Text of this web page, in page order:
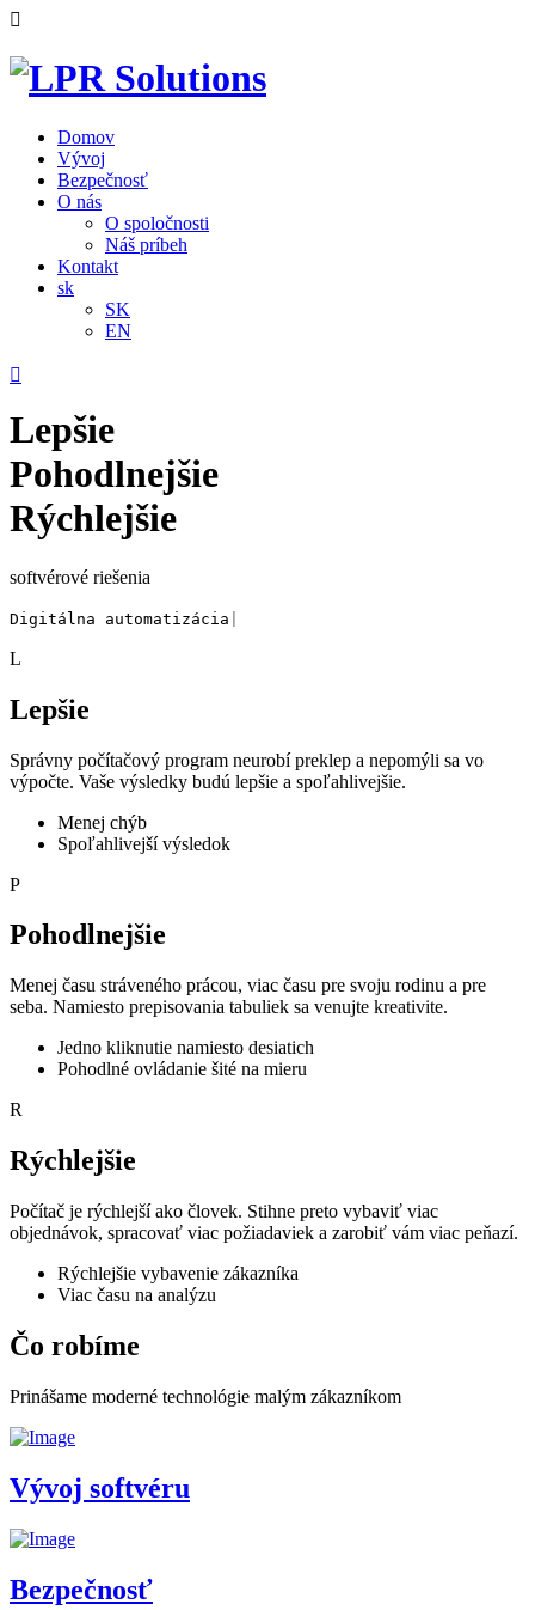
Domov
Vývoj
Bezpečnosť
O nás
O spoločnosti
Náš príbeh
Kontakt
sk
SK
EN
Lepšie
Pohodlnejšie
Rýchlejšie
softvérové riešenia
Digitálna automatizácia
L
Lepšie
Správny počítačový program neurobí preklep a nepomýli sa vo
výpočte. Vaše výsledky budú lepšie a spoľahlivejšie.
Menej chýb
Spoľahlivejší výsledok
P
Pohodlnejšie
Menej času stráveného prácou, viac času pre svoju rodinu a pre
seba. Namiesto prepisovania tabuliek sa venujte kreativite.
Jedno kliknutie namiesto desiatich
Pohodlné ovládanie šité na mieru
R
Rýchlejšie
Počítač je rýchlejší ako človek. Stihne preto vybaviť viac
objednávok, spracovať viac požiadaviek a zarobiť vám viac peňazí.
Rýchlejšie vybavenie zákazníka
Viac času na analýzu
Čo robíme
Prinášame moderné technológie malým zákazníkom
Vývoj softvéru
Bezpečnosť